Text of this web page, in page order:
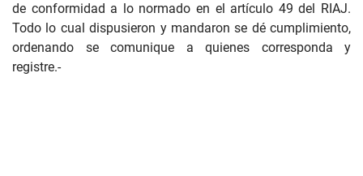
de conformidad a lo normado en el artículo 49 del RIAJ.
Todo lo cual dispusieron y mandaron se dé cumplimiento,
ordenando se comunique a quienes corresponda y
registre.-